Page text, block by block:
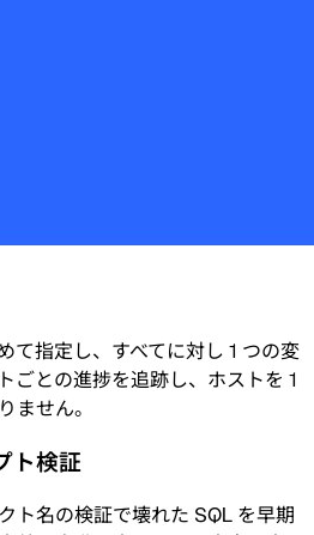
て指定し、すべてに対し 1 つの変
ごとの進捗を追跡し、ホストを 1
ません。
ト検証
ト名の検証で壊れた SQL を早期